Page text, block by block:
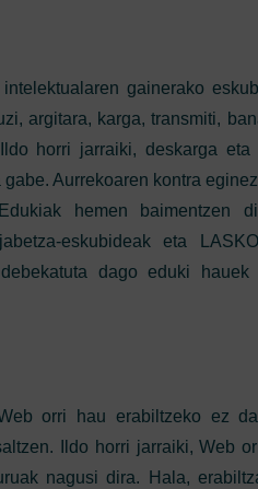
gainerako
argitara, karga, transmiti,
horri jarraiki, deskarga eta
Aurrekoaren kontra
hemen baimentzen
eskubideak eta
dago eduki hauek
orri hau erabiltzeko ez
Ildo horri jarraiki, Web
nagusi dira. Hala,